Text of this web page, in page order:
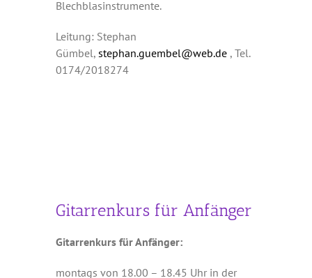
Blechblasinstrumente.
Leitung: Stephan
Gümbel, stephan.guembel@web.de , Tel.
0174/2018274
Gitarrenkurs für Anfänger
Gitarrenkurs für Anfänger:
montags von 18.00 – 18.45 Uhr in der